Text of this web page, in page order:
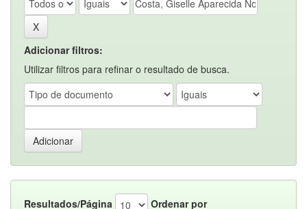
Adicionar filtros:
Utilizar filtros para refinar o resultado de busca.
Resultados/Página
Ordenar por